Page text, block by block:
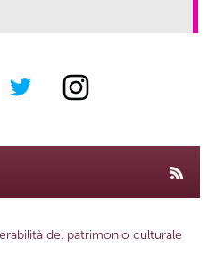
del patrimonio culturale